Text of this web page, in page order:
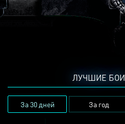
ЛУЧШИЕ БОИ
За 30 дней За год